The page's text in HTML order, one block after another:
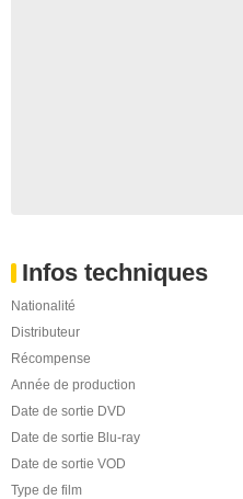
Infos techniques
Nationalité
Distributeur
Récompense
Année de production
Date de sortie DVD
Date de sortie Blu-ray
Date de sortie VOD
Type de film